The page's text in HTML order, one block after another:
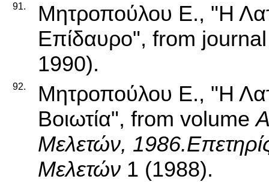
91.
Μητροπούλου Ε., "Η
Επίδαυρο", from
1990).
92.
Μητροπούλου Ε., "Η
Βοιωτία", from volume
Μελετών,
Μελετών 1 (1988).